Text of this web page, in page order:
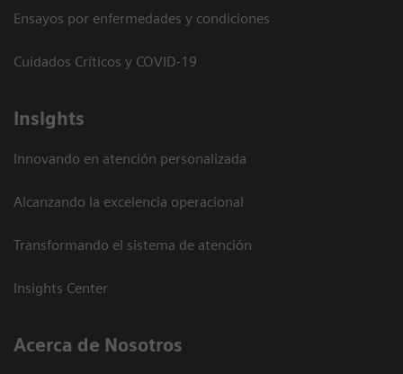
Ensayos por enfermedades y condiciones
Cuidados Críticos y COVID-19
Insights
Innovando en atención personalizada
Alcanzando la excelencia operacional
Transformando el sistema de atención
Insights Center
Acerca de Nosotros